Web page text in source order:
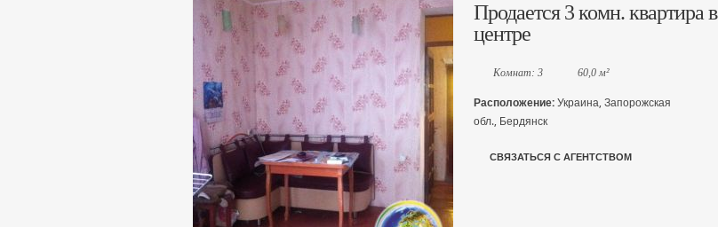
Продается 3 комн. квартира в
центре
Комнат: 3 60,0 м²
Расположение: Украина, Запорожская
обл., Бердянск
СВЯЗАТЬСЯ С АГЕНТСТВОМ